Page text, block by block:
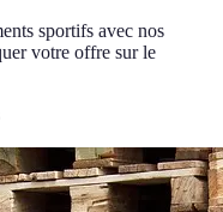
sportifs avec nos
votre offre sur le